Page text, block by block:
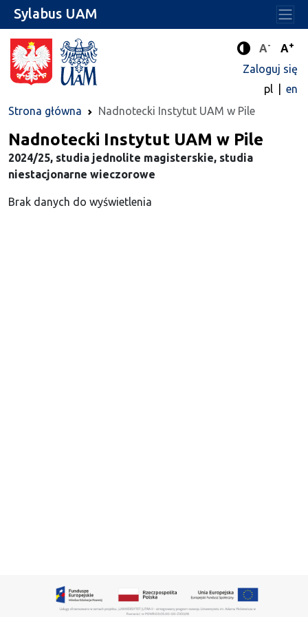
Tryb
A- A+
Zaloguj się
pl
en
Strona główna
Nadnotecki Instytut UAM w Pile
Sylabus UAM
Nadnotecki Instytut UAM w Pile
2024/25, studia jednolite magisterskie, studia
niestacjonarne wieczorowe
Brak danych do wyświetlenia